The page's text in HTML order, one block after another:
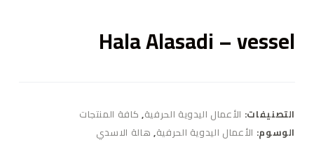
Hala Alasadi – vessel
التصنيفات: الأعمال اليدوية الحرفية, كافة المنتجات
الوسوم: الأعمال اليدوية الحرفية, هالة الاسدي